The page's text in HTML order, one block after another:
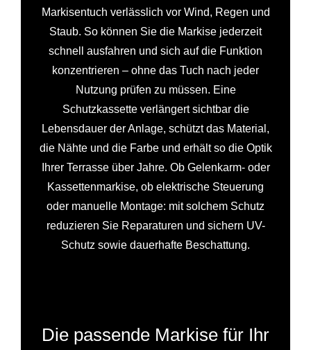
Markisentuch verlässlich vor Wind, Regen und
Staub. So können Sie die Markise jederzeit
schnell ausfahren und sich auf die Funktion
konzentrieren – ohne das Tuch nach jeder
Nutzung prüfen zu müssen. Eine
Schutzkassette verlängert sichtbar die
Lebensdauer der Anlage, schützt das Material,
die Nähte und die Farbe und erhält so die Optik
Ihrer Terrasse über Jahre. Ob Gelenkarm- oder
Kassettenmarkise, ob elektrische Steuerung
oder manuelle Montage: mit solchem Schutz
reduzieren Sie Reparaturen und sichern UV-
Schutz sowie dauerhafte Beschattung.
Die passende Markise für Ihr